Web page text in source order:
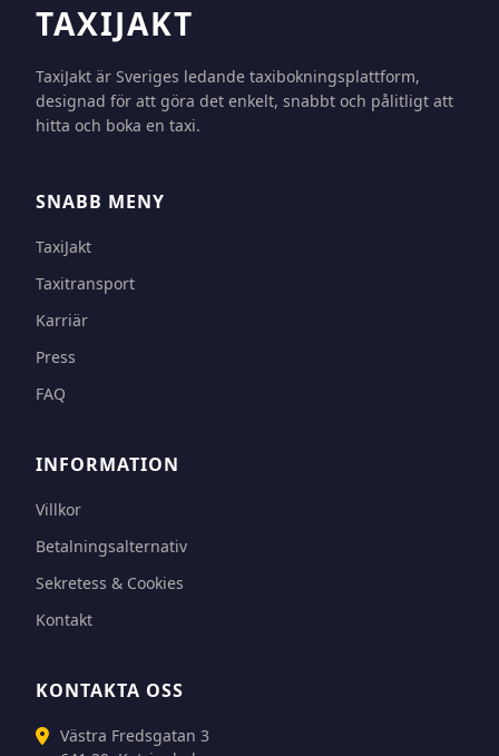
TAXIJAKT
TaxiJakt är Sveriges ledande taxibokningsplattform,
designad för att göra det enkelt, snabbt och pålitligt att
hitta och boka en taxi.
SNABB MENY
TaxiJakt
Taxitransport
Karriär
Press
FAQ
INFORMATION
Villkor
Betalningsalternativ
Sekretess & Cookies
Kontakt
KONTAKTA OSS
Västra Fredsgatan 3